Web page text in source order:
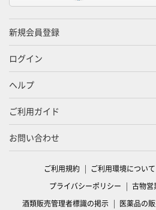
新規会員登録
ログイン
ヘルプ
ご利用ガイド
お問い合わせ
ご利用規約 ご利用環境について
プライバシーポリシー
古物営
酒類販売管理者標識の掲示
医薬品の